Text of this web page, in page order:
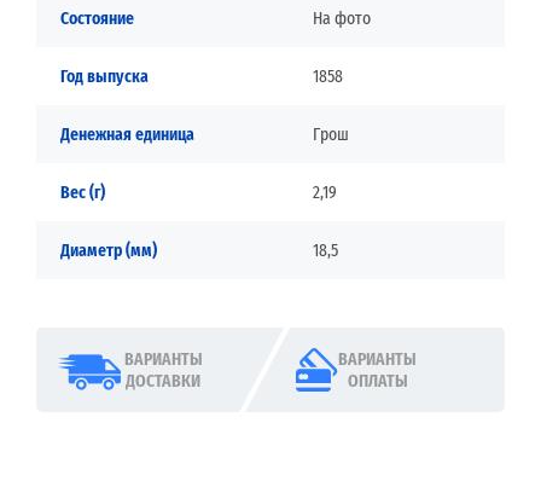
Состояние На фото
Год выпуска 1858
Денежная единица Грош
Вес (г) 2,19
Диаметр (мм) 18,5
ВАРИАНТЫ
ДОСТАВКИ
ВАРИАНТЫ
ОПЛАТЫ